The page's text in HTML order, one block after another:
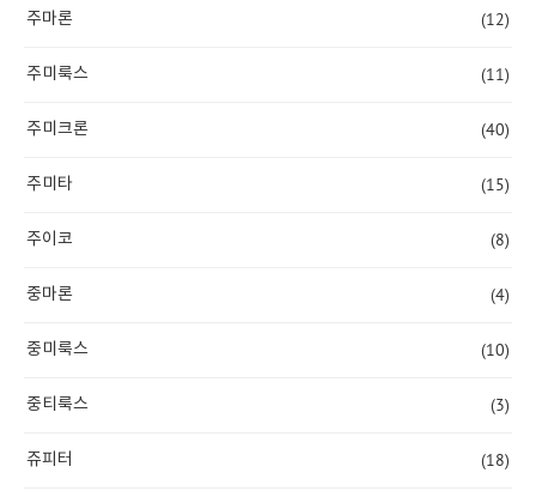
주마론 (12)
주미룩스 (11)
주미크론 (40)
주미타 (15)
주이코 (8)
중마론 (4)
중미룩스 (10)
중티룩스 (3)
쥬피터 (18)